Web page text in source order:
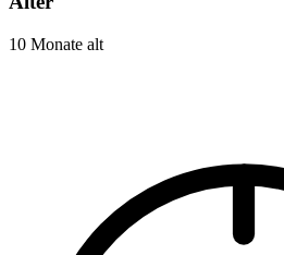
10 Monate alt